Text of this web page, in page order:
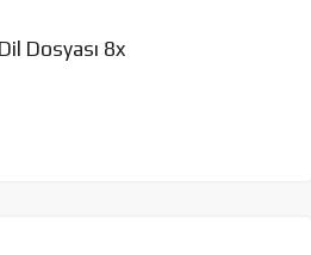
Dosyası 8x